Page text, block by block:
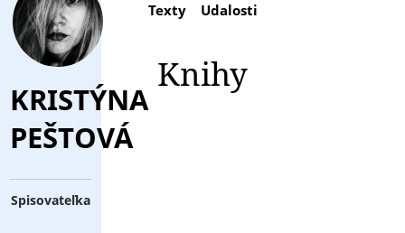
KRISTÝNA
PEŠTOVÁ
Spisovateľka
Texty
Udalosti
Knihy